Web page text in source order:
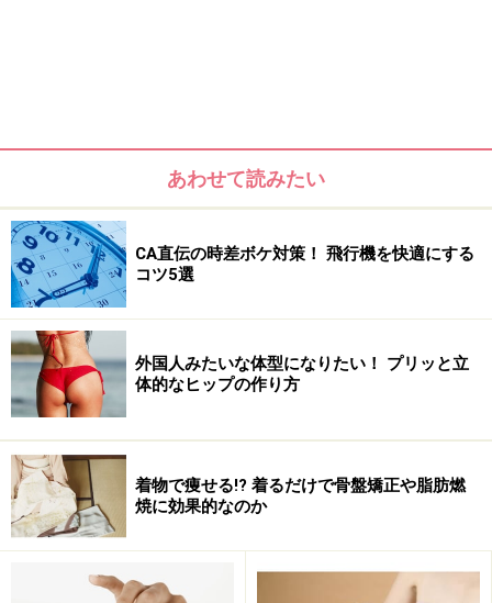
分です。
老化を招く活性酸素を抑えるのにリコピンの存在は欠か
せません。私達は日々、多くの酸素を体に取り入れて生
きています。その酸素によって食事から摂取した栄養素
を燃やしてエネルギーを作り出していますが、その酸素
の一部が強い酸化作用を持つ活性酸素に変わるのです。
通常、活性酸素は体内に侵入した細菌を攻撃したり、酵
素反応を促したりなど、私達の体にとって大切な役割を
ス、紫外線などの現代における生活習慣で活性酸素は増
加傾向にあり、それが必要以上に増えてしまうと、健康
な細胞の酸化が始まり老化の原因となるのです。
あわせて読みたい
CA直伝の時差ボケ対策！ 飛行機を快適にする
コツ5選
外国人みたいな体型になりたい！ プリッと立
体的なヒップの作り方
着物で痩せる!? 着るだけで骨盤矯正や脂肪燃
焼に効果的なのか